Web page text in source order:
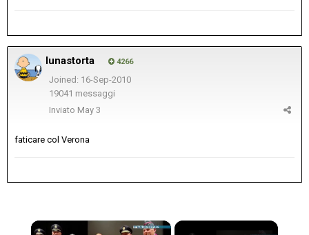
lunastorta 4266
Joined: 16-Sep-2010
19041 messaggi
Inviato May 3
faticare col Verona
×